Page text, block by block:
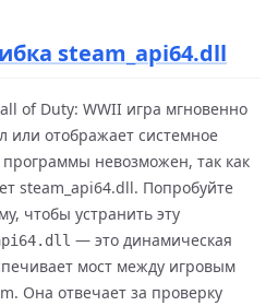
steam_api64.dll
of Duty: WWII игра мгновенно
или отображает системное
программы невозможен, так как
steam_api64.dll. Попробуйте
чтобы устранить эту
— это динамическая
мост между игровым
Она отвечает за проверку